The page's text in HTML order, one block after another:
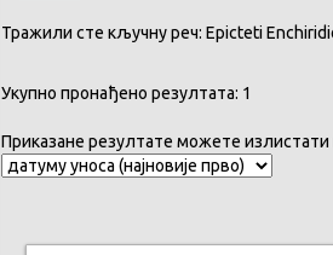
Тражили сте кључну реч: Epicteti
Укупно пронађено резултата: 1
Приказане резултате можете излистати